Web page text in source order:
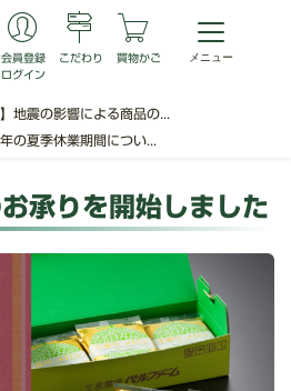
地震の影響による商品の...
の夏季休業期間につい...
会員登録
ログイン
こだわり 買物かご
承りを開始しました